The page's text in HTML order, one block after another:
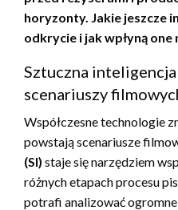
horyzonty. Jakie jeszcze
odkrycie i jak wpłyną one
Sztuczna
scenariuszy
Współczesne technologie
powstają scenariusze
(SI) staje się narzędziem
różnych etapach procesu
potrafi analizować